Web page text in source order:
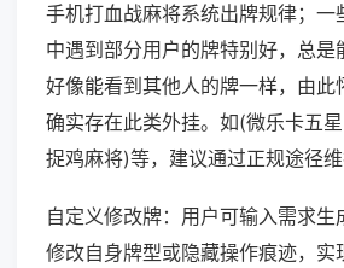
手机打血战麻将系统出牌规律；一
中遇到部分用户的牌特别好，总是
好像能看到其他人的牌一样，由此
确实存在此类外挂。如(微乐卡五
捉鸡麻将)等，建议通过正规途径维
自定义修改牌：用户可输入需求生
修改自身牌型或隐藏操作痕迹，实